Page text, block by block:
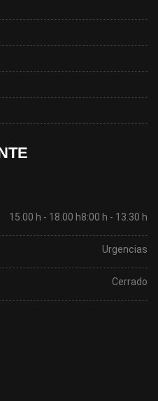
8:00 h - 13.30 h
15.00 h - 18.00 h
Urgencias
Cerrado